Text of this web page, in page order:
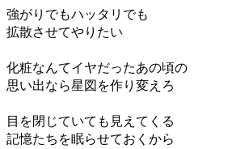
強がりでもハッタリでも
拡散させてやりたい
化粧なんてイヤだったあの頃の
思い出なら星図を作り変えろ
目を閉じていても見えてくる
記憶たちを眠らせておくから